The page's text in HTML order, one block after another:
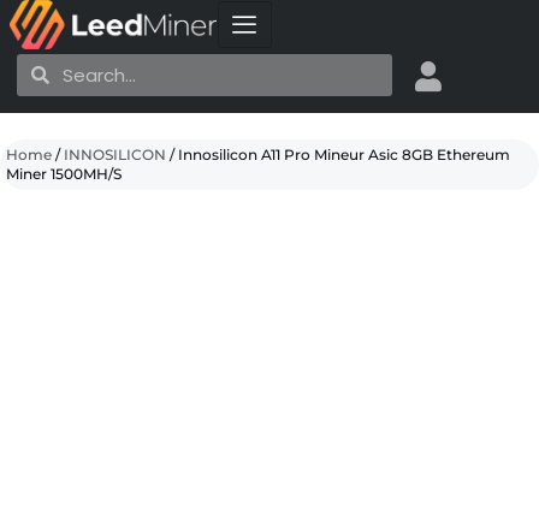
Skip
to
content
SearchSearch
Home / INNOSILICON / Innosilicon A11 Pro Mineur Asic 8GB Ethereum
Miner 1500MH/S